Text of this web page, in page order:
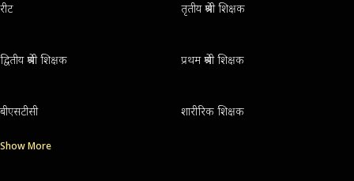
रीट तृतीय श्रेणी शिक्षक
द्वितीय श्रेणी शिक्षक प्रथम श्रेणी शिक्षक
बीएसटीसी शारीरिक शिक्षक
Show More